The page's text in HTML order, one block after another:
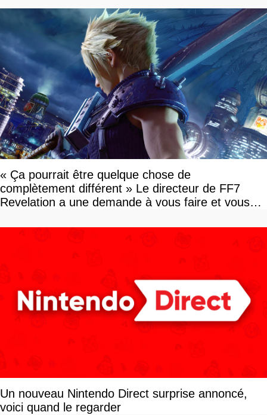
« Ça pourrait être quelque chose de
complètement différent » Le directeur de FF7
Revelation a une demande à vous faire et vous
Un nouveau Nintendo Direct surprise annoncé,
voici quand le regarder